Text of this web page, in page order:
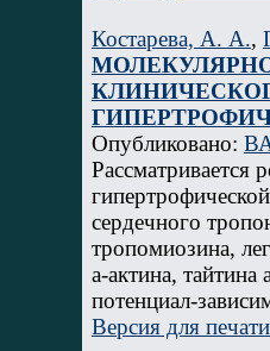
Костарева, А. А.,
Опубликовано:
Рассматривается
сердечного
тропомиозина,
a-актина,
потенциал-
Версия для печати